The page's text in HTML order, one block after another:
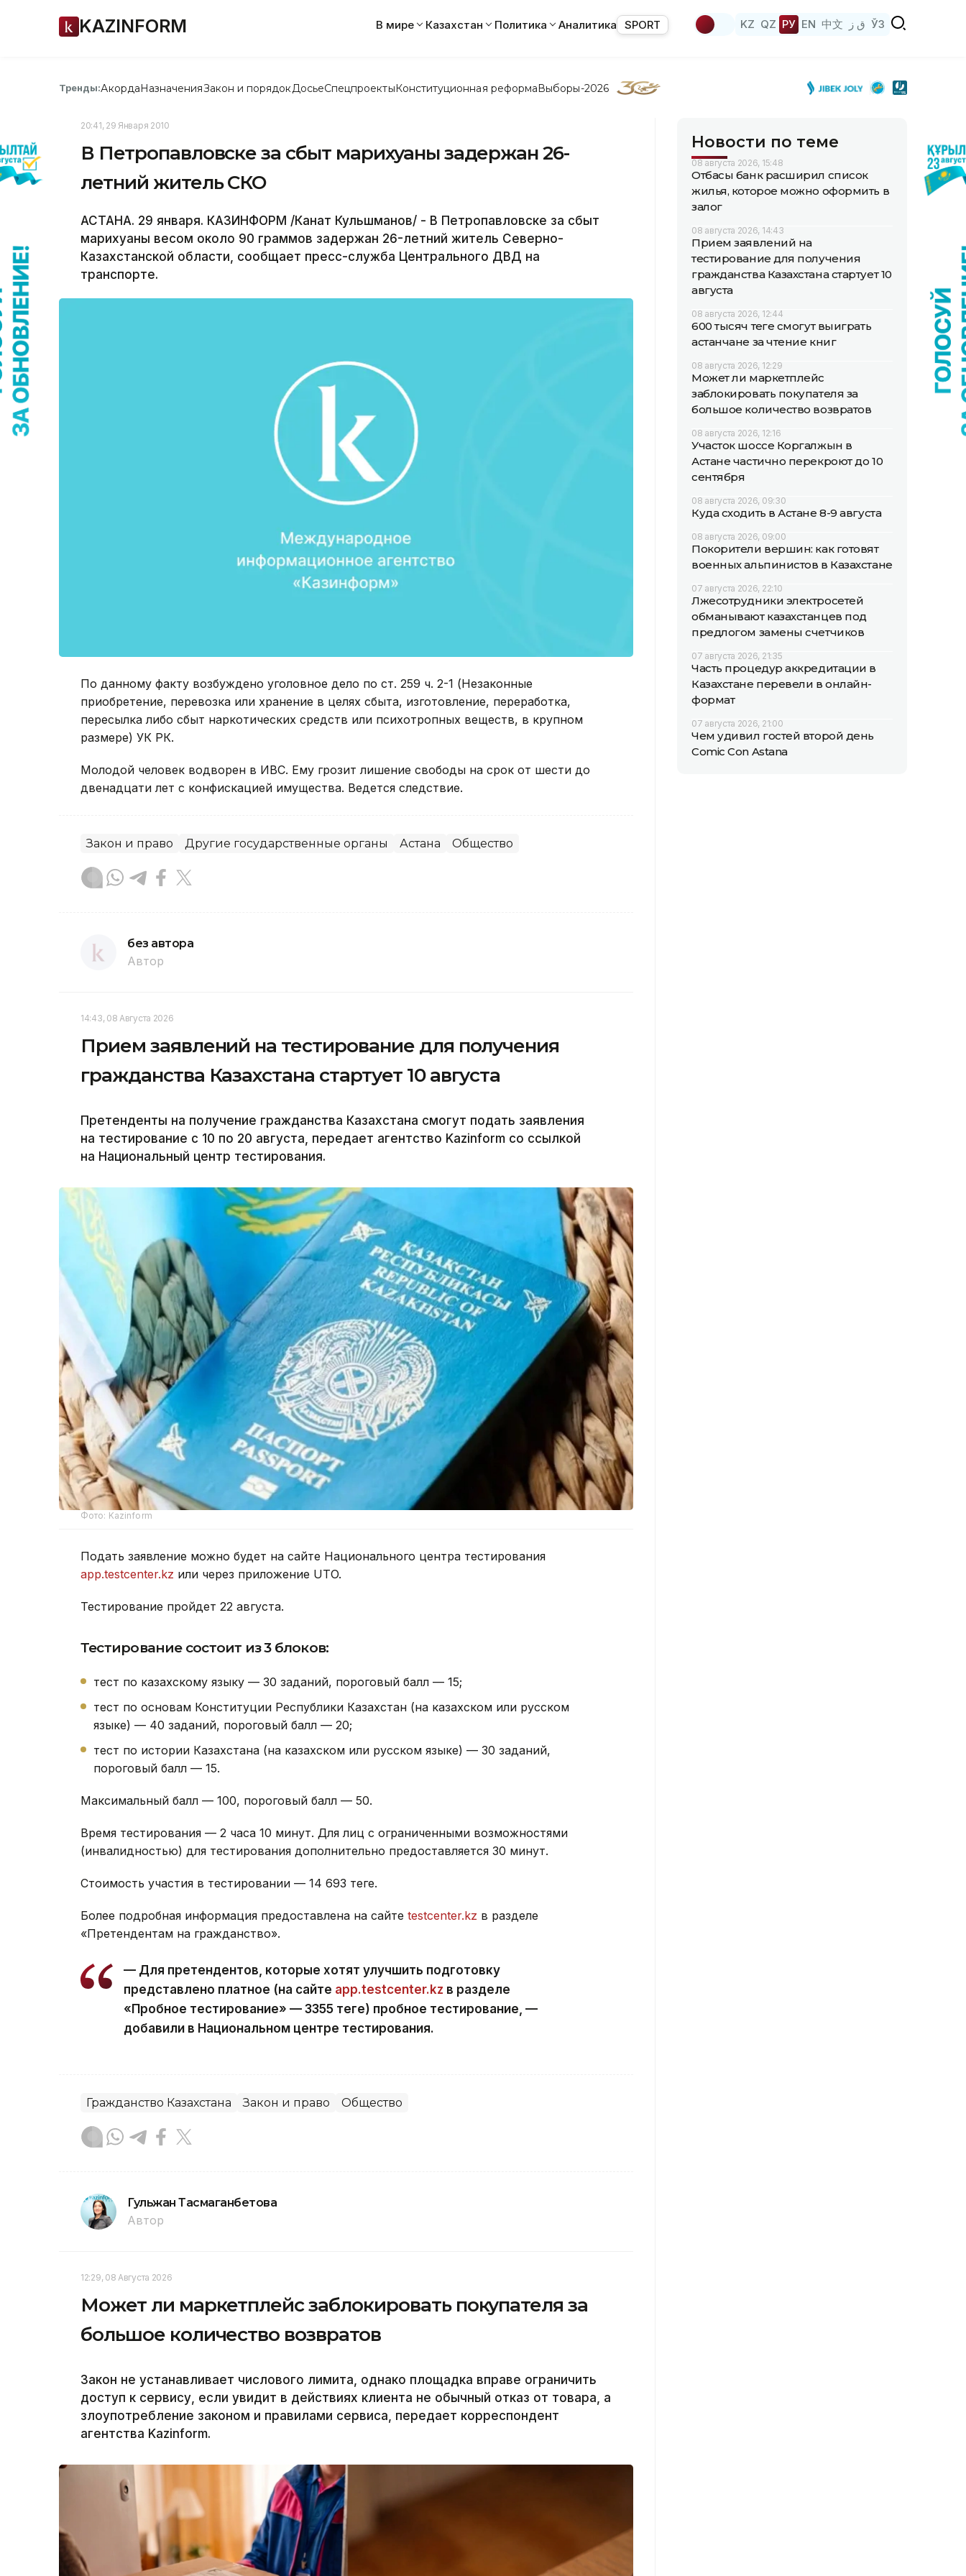
KAZINFORM В мире Казахстан Политика Аналитика SPORT KZ QZ РУ EN 中文 ق ز ЎЗ
Тренды:АкордаНазначенияЗакон и порядок ДосьеСпецпроектыКонституционная реформаВыборы-2026
20:41, 29 Января 2010
В Петропавловске за сбыт марихуаны задержан 26-
летний житель СКО
АСТАНА. 29 января. КАЗИНФОРМ /Канат Кульшманов/ - В Петропавловске за сбыт
марихуаны весом около 90 граммов задержан 26-летний житель Северно-
Казахстанской области, сообщает пресс-служба Центрального ДВД на
транспорте.
По данному факту возбуждено уголовное дело по ст. 259 ч. 2-1 (Незаконные
приобретение, перевозка или хранение в целях сбыта, изготовление, переработка,
пересылка либо сбыт наркотических средств или психотропных веществ, в крупном
размере) УК РК.
Молодой человек водворен в ИВС. Ему грозит лишение свободы на срок от шести до
двенадцати лет с конфискацией имущества. Ведется следствие.
Закон и право Другие государственные органы Астана Общество
без автора
Автор
14:43, 08 Августа 2026
Прием заявлений на тестирование для получения
гражданства Казахстана стартует 10 августа
Претенденты на получение гражданства Казахстана смогут подать заявления
на тестирование с 10 по 20 августа, передает агентство Kazinform со ссылкой
на Национальный центр тестирования.
Фото: Kazinform
Подать заявление можно будет на сайте Национального центра тестирования
app.testcenter.kz или через приложение UTO.
Тестирование пройдет 22 августа.
Тестирование состоит из 3 блоков:
тест по казахскому языку — 30 заданий, пороговый балл — 15;
тест по основам Конституции Республики Казахстан (на казахском или русском
языке) — 40 заданий, пороговый балл — 20;
тест по истории Казахстана (на казахском или русском языке) — 30 заданий,
пороговый балл — 15.
Максимальный балл — 100, пороговый балл — 50.
Время тестирования — 2 часа 10 минут. Для лиц с ограниченными возможностями
(инвалидностью) для тестирования дополнительно предоставляется 30 минут.
Стоимость участия в тестировании — 14 693 теңге.
Более подробная информация предоставлена на сайте testcenter.kz в разделе
«Претендентам на гражданство».
— Для претендентов, которые хотят улучшить подготовку
представлено платное (на сайте app.testcenter.kz в разделе
«Пробное тестирование» — 3355 теңге) пробное тестирование, —
добавили в Национальном центре тестирования.
Гражданство Казахстана Закон и право Общество
Гульжан Тасмаганбетова
Автор
12:29, 08 Августа 2026
Может ли маркетплейс заблокировать покупателя за
большое количество возвратов
Закон не устанавливает числового лимита, однако площадка вправе ограничить
доступ к сервису, если увидит в действиях клиента не обычный отказ от товара, а
злоупотребление законом и правилами сервиса, передает корреспондент
агентства Kazinform.
Новости по теме
08 августа 2026, 15:48
Отбасы банк расширил список
жилья, которое можно оформить в
залог
08 августа 2026, 14:43
Прием заявлений на
тестирование для получения
гражданства Казахстана стартует 10
августа
08 августа 2026, 12:44
600 тысяч теңге смогут выиграть
астанчане за чтение книг
08 августа 2026, 12:29
Может ли маркетплейс
заблокировать покупателя за
большое количество возвратов
08 августа 2026, 12:16
Участок шоссе Коргалжын в
Астане частично перекроют до 10
сентября
08 августа 2026, 09:30
Куда сходить в Астане 8-9 августа
08 августа 2026, 09:00
Покорители вершин: как готовят
военных альпинистов в Казахстане
07 августа 2026, 22:10
Лжесотрудники электросетей
обманывают казахстанцев под
предлогом замены счетчиков
07 августа 2026, 21:35
Часть процедур аккредитации в
Казахстане перевели в онлайн-
формат
07 августа 2026, 21:00
Чем удивил гостей второй день
Comic Con Astana